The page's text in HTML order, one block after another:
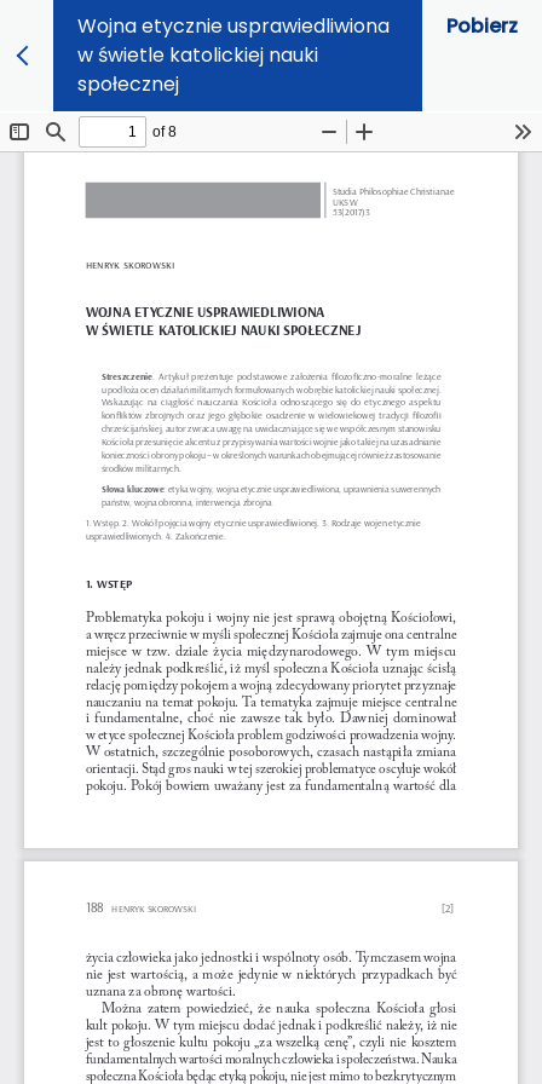
Wojna etycznie usprawiedliwiona
w świetle katolickiej nauki
społecznej
Pobierz